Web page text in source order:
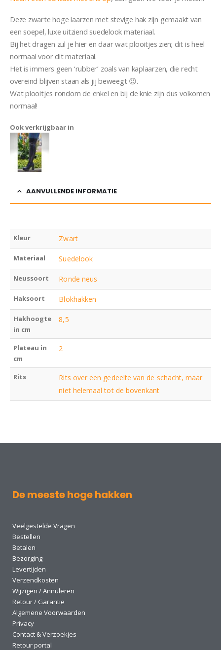
Deze zwarte hoge laarzen met stevige hak zijn gemaakt van
een soepel, luxe uitziend suedelook materiaal.
Bij het dragen zul je hier en daar wat plooitjes zien; dit is heel
normaal voor dit materiaal.
Het is immers geen ‘rubber’ zoals van kaplaarzen, die recht
overeind blijven staan als jij beweegt 😉.
Wat plooitjes rondom de enkel en bij de knie zijn dus volkomen
normaal!
Ook verkrijgbaar in
AANVULLENDE INFORMATIE
Kleur Zwart
Materiaal Suedelook
Neussoort Ronde neus
Haksoort Blokhakken
Hakhoogte
in cm
8,5
Plateau in
cm
2
Rits
Rits over een gedeelte van de schacht, maar
niet helemaal tot de bovenkant
De meeste hoge hakken
Veelgestelde Vragen
Bestellen
Betalen
Bezorging
Levertijden
Verzendkosten
Wijzigen / Annuleren
Retour / Garantie
Algemene Voorwaarden
Privacy
Contact & Verzoekjes
Retour portal